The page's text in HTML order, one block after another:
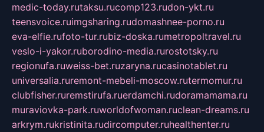
medic-today.rutaksu.rucomp123.rudon-ykt.ru
teensvoice.ruimgsharing.rudomashnee-porno.ru
eva-elfie.rufoto-tur.rubiz-doska.rumetropoltravel.ru
veslo-i-yakor.ruborodino-media.rurostotsky.ru
regionufa.ruweiss-bet.ruzaryna.rucasinotablet.ru
universalia.ruremont-mebeli-moscow.rutermomur.ru
clubfisher.ruremstirufa.ruerdamchi.rudoramamama.ru
muraviovka-park.ruworldofwoman.ruclean-dreams.ru
arkrym.rukristinita.rudircomputer.ruhealthenter.ru